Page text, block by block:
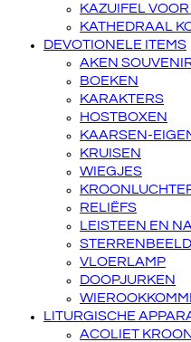
KAZUIFEL
KATHEDRAAL
DEVOTIONELE ITEMS
AKEN
BOEKEN
KARAKTERS
HOSTBOXEN
KAARSEN-
KRUISEN
WIEGJES
RELIËFS
LEISTEEN EN
STERRENBEELD
VLOERLAMP
DOOPJURKEN
LITURGISCHE
ACOLIET